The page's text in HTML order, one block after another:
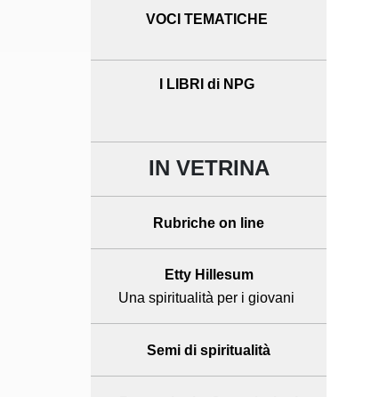
VOCI TEMATICHE
I LIBRI di NPG
IN VETRINA
Rubriche on line
Etty Hillesum
Una spiritualità per i giovani
Semi di spiritualità